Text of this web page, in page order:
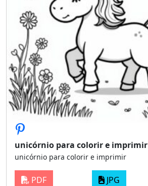
unicórnio para colorir e imprimir
unicórnio para colorir e imprimir
PDF JPG